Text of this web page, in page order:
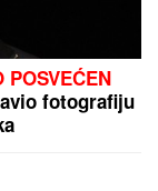
na
Ljubiša